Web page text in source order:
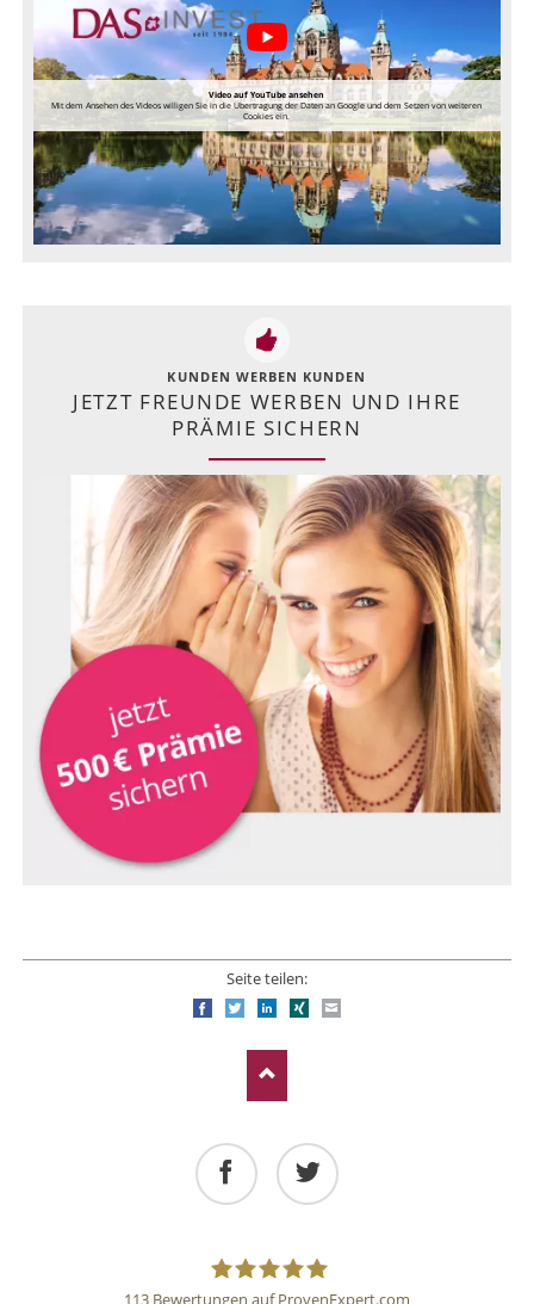
Video auf YouTube ansehen
Mit dem Ansehen des Videos willigen Sie in die Übertragung der Daten an Google und dem Setzen von weiteren
Cookies ein.
KUNDEN WERBEN KUNDEN
JETZT FREUNDE WERBEN UND IHRE
PRÄMIE SICHERN
Seite teilen:
FacebookTwitterLinkedIn
Xing
113 Bewertungen auf ProvenExpert.com